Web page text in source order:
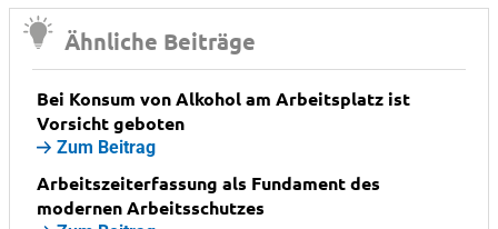
Ähnliche Beiträge
Bei Konsum von Alkohol am Arbeitsplatz ist
Vorsicht geboten
Zum Beitrag
Arbeitszeiterfassung als Fundament des
modernen Arbeitsschutzes